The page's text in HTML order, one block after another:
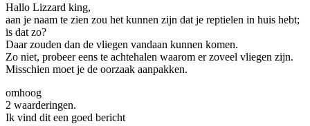
Hallo Lizzard king,
aan je naam te zien zou het kunnen zijn dat je reptielen in huis hebt;
is dat zo?
Daar zouden dan de vliegen vandaan kunnen komen.
Zo niet, probeer eens te achtehalen waarom er zoveel vliegen zijn.
Misschien moet je de oorzaak aanpakken.
omhoog
2 waarderingen.
Ik vind dit een goed bericht